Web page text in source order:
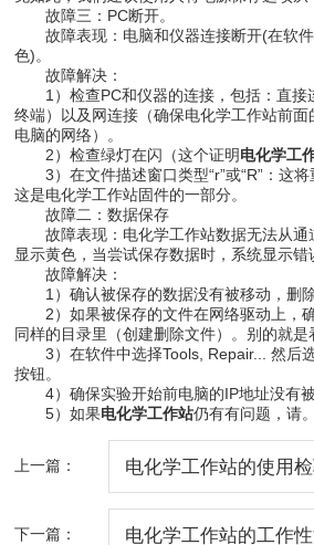
故障三：PC断开。
故障表现：电脑和仪器连接断开(在软件
色)。
故障解决：
1）检查PC和仪器的连接，包括：直接
终端）以及网连接（确保电化学工作站前面
电脑的网络）。
2）检查绿灯在闪（这个证明电化学工
3）在文件描述窗口类型“r”或“R”：这将
这是电化学工作站固件的一部分。
故障二：数据保存
故障表现：电化学工作站数据无法从通
显示黄色，当尝试保存数据时，系统显示错
故障解决：
1）确认被保存的数据没有被移动，删除
2）如果被保存的文件在网络驱动上，确
同样的目录里（创建删除文件）。别的就是
3）在软件中选择Tools, Repair... 然后
按钮。
4）确保实验开始前电脑的IP地址没有被
5）如果电化学工作站仍有有问题，请。
上一篇： 电化学工作站的使用
下一篇： 电化学工作站的工作